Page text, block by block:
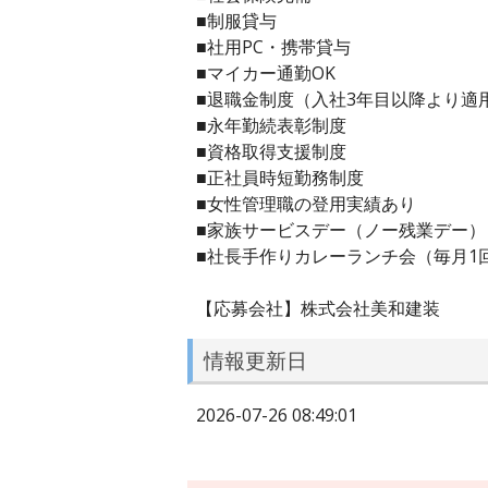
■制服貸与
■社用PC・携帯貸与
■マイカー通勤OK
■退職金制度（入社3年目以降より適
■永年勤続表彰制度
■資格取得支援制度
■正社員時短勤務制度
■女性管理職の登用実績あり
■家族サービスデー（ノー残業デー）
■社長手作りカレーランチ会（毎月1
【応募会社】株式会社美和建装
情報更新日
2026-07-26 08:49:01